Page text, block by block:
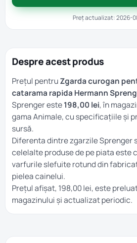
Preț actualizat: 2026-
Despre acest produs
Prețul pentruZgarda curogan
catarama rapida Hermann
Sprenger este198,00 lei, în
gamaAnimale, cu specificațiile și
sursă.
Diferenta dintre zgarzile Sprenger
celelalte produse de pe piata este
varfurile slefuite rotund din
pielea cainelui.
Prețul afișat, 198,00 lei, este
magazinului și actualizat periodic.